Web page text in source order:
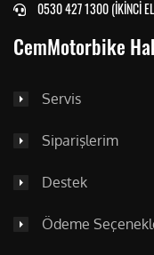
0530 427 1300 (İKİNCİ
CemMotorbike
Servis
Siparişlerim
Destek
Ödeme